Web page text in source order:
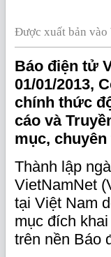
Được xuất bản vào
Báo điện tử
01/01/2013,
chính thức
cáo và
mục,
Thành lập
VietNamNet
tại Việt Nam
mục đích
trên nền Báo